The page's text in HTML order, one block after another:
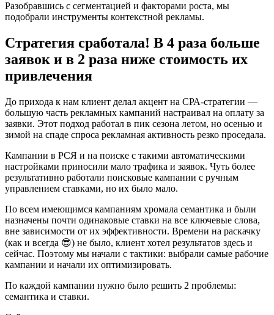
Разобравшись с сегментацией и факторами роста, мы
подобрали инструменты контекстной рекламы.
Стратегия сработала! В 4 раза больше
заявок и в 2 раза ниже стоимость их
привлечения
До прихода к нам клиент делал акцент на СРА-стратегии —
большую часть рекламных кампаний настраивал на оплату за
заявки. Этот подход работал в пик сезона летом, но осенью и
зимой на спаде спроса рекламная активность резко проседала.
Кампании в РСЯ и на поиске с такими автоматическими
настройками приносили мало трафика и заявок. Чуть более
результативно работали поисковые кампании с ручным
управлением ставками, но их было мало.
По всем имеющимся кампаниям хромала семантика и были
назначены почти одинаковые ставки на все ключевые слова,
вне зависимости от их эффективности. Времени на раскачку
(как и всегда 😎) не было, клиент хотел результатов здесь и
сейчас. Поэтому мы начали с тактики: выбрали самые рабочие
кампании и начали их оптимизировать.
По каждой кампании нужно было решить 2 проблемы:
семантика и ставки.